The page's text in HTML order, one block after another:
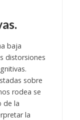
baja
distorsiones
sobre
rodea se
de la
la